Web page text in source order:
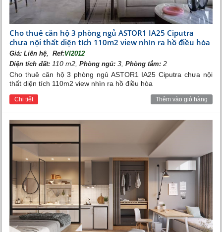
Cho thuê căn hộ 3 phòng ngủ ASTOR1 IA25 Ciputra
chưa nội thất diện tích 110m2 view nhìn ra hồ điều hòa
Giá:Liên hệ Ref:VI2012
Diện tích đất: 110 m2,Phòng ngủ: 3,Phòng tắm: 2
Cho thuê căn hộ 3 phòng ngủ ASTOR1 IA25 Ciputra chưa nội
thất diện tích 110m2 view nhìn ra hồ điều hòa
Chi tiết Thêm vào giỏ hàng